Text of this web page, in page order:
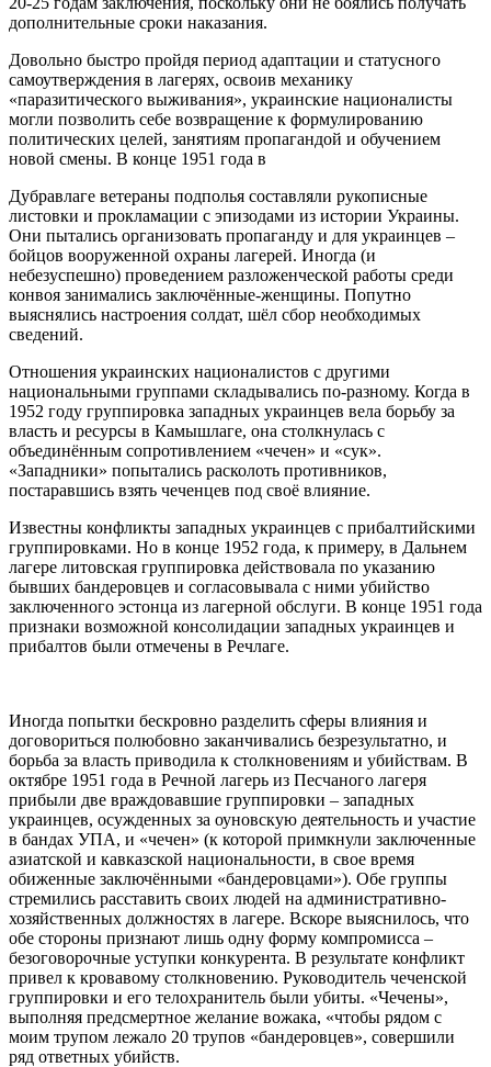
дополнительные сроки наказания.
Довольно быстро пройдя период адаптации и статусного
самоутверждения в лагерях, освоив механику
«паразитического выживания», украинские националисты
могли позволить себе возвращение к формулированию
политических целей, занятиям пропагандой и обучением
новой смены. В конце 1951 года в
Дубравлаге ветераны подполья составляли рукописные
листовки и прокламации с эпизодами из истории Украины.
Они пытались организовать пропаганду и для украинцев –
бойцов вооруженной охраны лагерей. Иногда (и
небезуспешно) проведением разложенческой работы среди
конвоя занимались заключённые-женщины. Попутно
выяснялись настроения солдат, шёл сбор необходимых
сведений.
Отношения украинских националистов с другими
национальными группами складывались по-разному. Когда в
1952 году группировка западных украинцев вела борьбу за
власть и ресурсы в Камышлаге, она столкнулась с
объединённым сопротивлением «чечен» и «сук».
«Западники» попытались расколоть противников,
постаравшись взять чеченцев под своё влияние.
Известны конфликты западных украинцев с прибалтийскими
группировками. Но в конце 1952 года, к примеру, в Дальнем
лагере литовская группировка действовала по указанию
бывших бандеровцев и согласовывала с ними убийство
заключенного эстонца из лагерной обслуги. В конце 1951 года
признаки возможной консолидации западных украинцев и
прибалтов были отмечены в Речлаге.
Иногда попытки бескровно разделить сферы влияния и
договориться полюбовно заканчивались безрезультатно, и
борьба за власть приводила к столкновениям и убийствам. В
октябре 1951 года в Речной лагерь из Песчаного лагеря
прибыли две враждовавшие группировки – западных
украинцев, осужденных за оуновскую деятельность и участие
в бандах УПА, и «чечен» (к которой примкнули заключенные
азиатской и кавказской национальности, в свое время
обиженные заключёнными «бандеровцами»). Обе группы
стремились расставить своих людей на административно-
хозяйственных должностях в лагере. Вскоре выяснилось, что
обе стороны признают лишь одну форму компромисса –
безоговорочные уступки конкурента. В результате конфликт
привел к кровавому столкновению. Руководитель чеченской
группировки и его телохранитель были убиты. «Чечены»,
выполняя предсмертное желание вожака, «чтобы рядом с
моим трупом лежало 20 трупов «бандеровцев», совершили
ряд ответных убийств.